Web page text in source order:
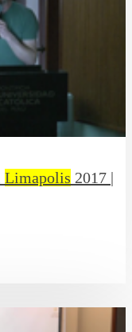
Limapolis 2017 |